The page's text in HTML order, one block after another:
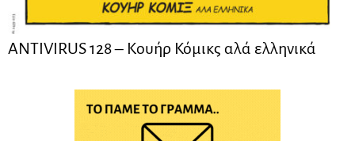
ANTIVIRUS 128 – Kουήρ Κόμικς αλά ελληνικά